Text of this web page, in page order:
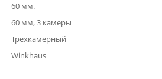
60 мм.
60 мм, 3 камеры
Трёхкамерный
Winkhaus